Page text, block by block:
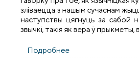
зліваецца з нашым сучаснам
наступствы цягнуць за сабой
звычкі, такія як вера ў прыкметы,
Подробнее
супраць»